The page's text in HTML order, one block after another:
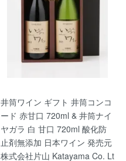
井筒ワイン ギフト 井筒コンコ
ード 赤甘口 720ml & 井筒ナイ
ヤガラ 白 甘口 720ml 酸化防
止剤無添加 日本ワイン 発売元
株式会社片山 Katayama Co. Lt